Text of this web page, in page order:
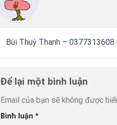
Bùi Thuỳ Thanh – 0377313608
Để lại một bình luận
Email của bạn sẽ không được
Bình luận *